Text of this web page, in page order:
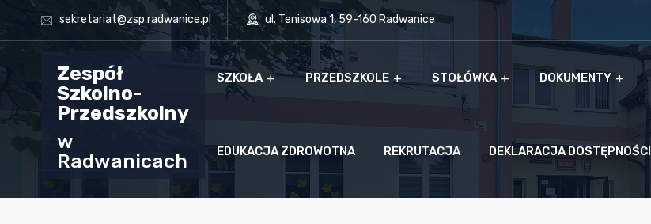
sekretariat@zsp.radwanice.pl ul. Tenisowa 1, 59-160 Radwanice
Zespół
Szkolno-
Przedszkolny
w
Radwanicach
SZKOŁA PRZEDSZKOLE STOŁÓWKA DOKUMENTY
EDUKACJA ZDROWOTNA REKRUTACJA DEKLARACJA DOSTĘPNOŚCI